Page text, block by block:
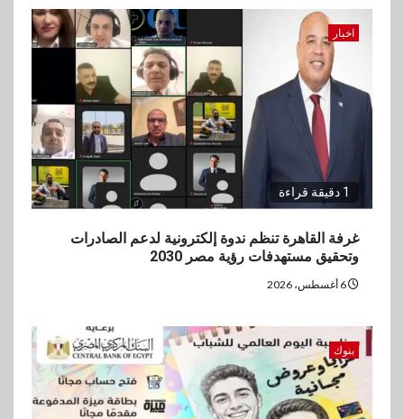
اخبار
1 دقيقة قراءة
غرفة القاهرة تنظم ندوة إلكترونية لدعم الصادرات
وتحقيق مستهدفات رؤية مصر 2030
بنوك